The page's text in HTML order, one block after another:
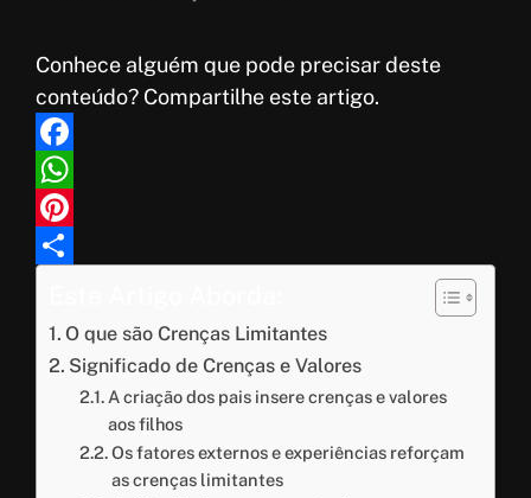
Conhece alguém que pode precisar deste
conteúdo? Compartilhe este artigo.
F
a
c
W
hP
O que são Crenças Limitantes
Significado de Crenças e Valores
A criação dos pais insere crenças e valores
aos filhos
Os fatores externos e experiências reforçam
as crenças limitantes